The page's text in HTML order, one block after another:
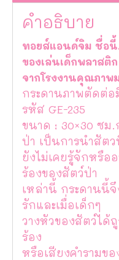
คำอธิบาย
ทอยส์แอนด์จิม ชื่อนี้
ของเล่นเด็กพลาสติ
จากโรงงานคุณภาพ
กระดานภาพตัดต่อ
รหัส GE-235
ขนาด : 30×30 ซม
ป่า เป็นการนำสัต
ยังไม่เคยรู้จักหรือ
ร้องของสัตว์ป่า
เหล่านี้ กระดานนี้
รักและเมื่อเด็กๆ
วางหัวของสัตว์ได้
ร้อง
หรือเสียงคำรามข